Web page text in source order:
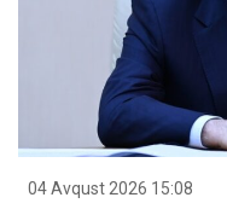
04 Avqust 2026 15:08